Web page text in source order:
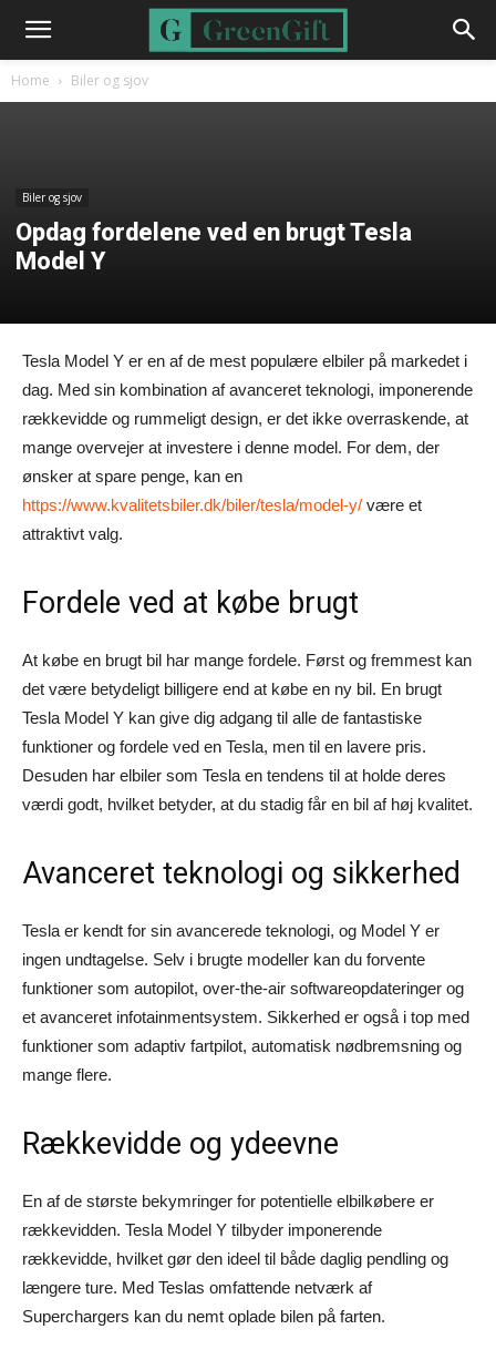
Home Biler og sjov
Biler og sjov
Opdag fordelene ved en brugt Tesla
Model Y
Tesla Model Y er en af de mest populære elbiler på markedet i
dag. Med sin kombination af avanceret teknologi, imponerende
rækkevidde og rummeligt design, er det ikke overraskende, at
mange overvejer at investere i denne model. For dem, der
ønsker at spare penge, kan en
https://www.kvalitetsbiler.dk/biler/tesla/model-y/ være et
attraktivt valg.
Fordele ved at købe brugt
At købe en brugt bil har mange fordele. Først og fremmest kan
det være betydeligt billigere end at købe en ny bil. En brugt
Tesla Model Y kan give dig adgang til alle de fantastiske
funktioner og fordele ved en Tesla, men til en lavere pris.
Desuden har elbiler som Tesla en tendens til at holde deres
værdi godt, hvilket betyder, at du stadig får en bil af høj kvalitet.
Avanceret teknologi og sikkerhed
Tesla er kendt for sin avancerede teknologi, og Model Y er
ingen undtagelse. Selv i brugte modeller kan du forvente
funktioner som autopilot, over-the-air softwareopdateringer og
et avanceret infotainmentsystem. Sikkerhed er også i top med
funktioner som adaptiv fartpilot, automatisk nødbremsning og
mange flere.
Rækkevidde og ydeevne
En af de største bekymringer for potentielle elbilkøbere er
rækkevidden. Tesla Model Y tilbyder imponerende
rækkevidde, hvilket gør den ideel til både daglig pendling og
længere ture. Med Teslas omfattende netværk af
Superchargers kan du nemt oplade bilen på farten.